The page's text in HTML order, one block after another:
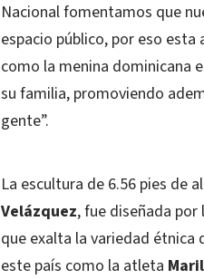
Nacional fomentamos que
espacio público, por eso
como la menina dominicana
su familia, promoviendo
gente”.
La escultura de 6.56 pies de
Velázquez, fue diseñada
que exalta la variedad étnica
este país como la atleta